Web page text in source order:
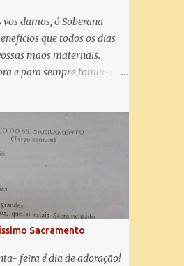
damos, ó Soberana
que todos os dias
mãos maternais.
e para sempre tomar-nos
Rainha , Mãe de
doçura, esperança nossa,
os degredados filhos
gemendo e
vale de lágrimas. Eia, pois,
estes vossos olhos
nós volvei, e depois deste
nos Jesus. Bendito é o
ó clemente, ó piedosa,
Sacramento
feira é dia de adoração!